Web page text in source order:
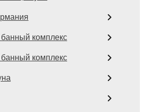
комплекс
комплекс